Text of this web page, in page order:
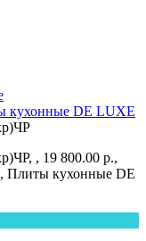
кухонные DE LUXE
, 19 800.00 р.,
Плиты кухонные DE